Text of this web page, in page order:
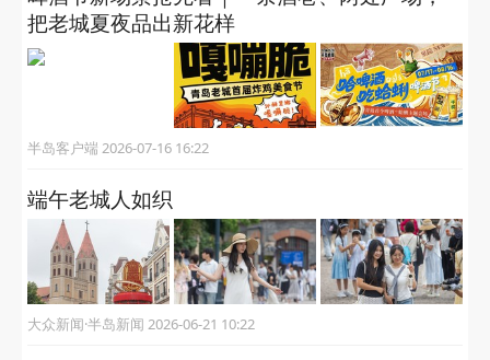
把老城夏夜品出新花样
半岛客户端 2026-07-16 16:22
端午老城人如织
大众新闻·半岛新闻 2026-06-21 10:22